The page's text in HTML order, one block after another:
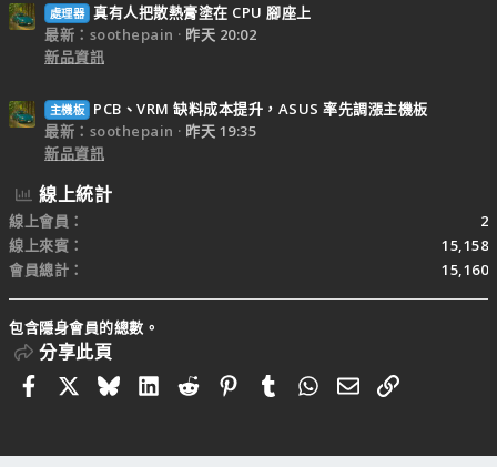
處理器 真有人把散熱膏塗在 CPU 腳座上
最新：soothepain
昨天 20:02
新品資訊
主機板
PCB、VRM 缺料成本提升，ASUS 率先調漲主機板
最新：soothepain
昨天 19:35
新品資訊
線上統計
線上會員
2
線上來賓
15,158
會員總計
15,160
包含隱身會員的總數。
分享此頁
FacebookBlueskyLinkedIn
RedditPinterestTumblrWhatsApp
電子郵件
連結